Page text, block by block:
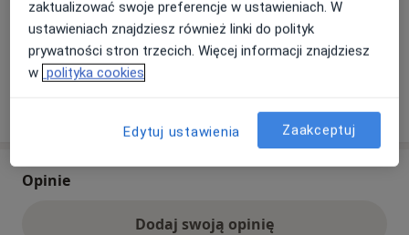
znaleźć innego specjalistę, który akceptuje Twoje
ubezpieczenie.
Opinie
Dodaj swoją opinię
zaktualizować swoje preferencje w ustawieniach. W
ustawieniach znajdziesz również linki do polityk
prywatności stron trzecich. Więcej informacji znajdziesz
w polityka cookies
Edytuj ustawienia Zaakceptuj